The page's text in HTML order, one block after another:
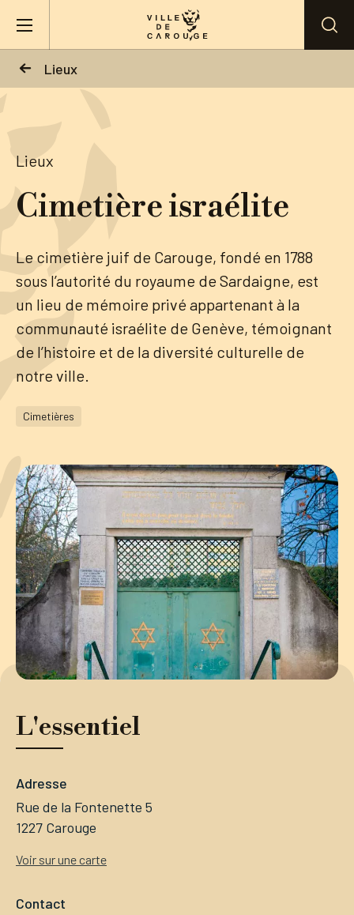
Lieux
Mairie
Vie pratique
Actualités
Agenda
Lieux
Démarches
CAROUGE SE CONSTRUIT
Lieux
Cimetière israélite
Le cimetière juif de Carouge, fondé en 1788
sous l’autorité du royaume de Sardaigne, est
un lieu de mémoire privé appartenant à la
communauté israélite de Genève, témoignant
de l’histoire et de la diversité culturelle de
notre ville.
Cimetières
L'essentiel
Adresse
Rue de la Fontenette 5
1227 Carouge
Voir sur une carte
Contact